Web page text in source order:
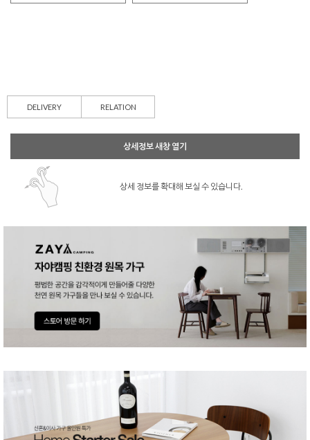
DELIVERY RELATION
상세정보 새창 열기
상세 정보를 확대해 보실 수 있습니다.